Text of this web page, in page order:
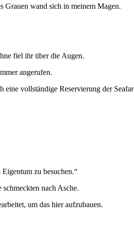
Grauen wand sich in meinem Magen.
fiel ihr über die Augen.
angerufen.
eine vollständige Reservierung der
zu besuchen.“
nach Asche.
um das hier aufzubauen.